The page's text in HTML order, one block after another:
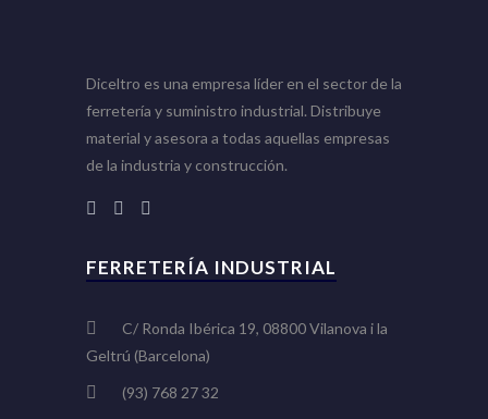
Diceltro es una empresa líder en el sector de la
ferretería y suministro industrial. Distribuye
material y asesora a todas aquellas empresas
de la industria y construcción.
FERRETERÍA INDUSTRIAL
C/ Ronda Ibérica 19, 08800 Vilanova i la
Geltrú (Barcelona)
(93) 768 27 32